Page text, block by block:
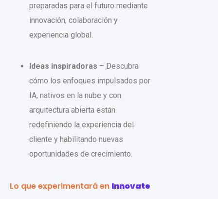
preparadas para el futuro mediante
innovación, colaboración y
experiencia global.
Ideas inspiradoras – Descubra
cómo los enfoques impulsados por
IA, nativos en la nube y con
arquitectura abierta están
redefiniendo la experiencia del
cliente y habilitando nuevas
oportunidades de crecimiento.
Lo que experimentará en Innovate